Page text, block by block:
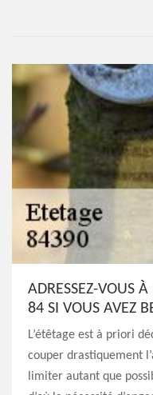
ADRESSEZ-VOUS
84 SI VOUS AVEZ
L’étêtage est à priori
couper drastiquement
limiter autant que